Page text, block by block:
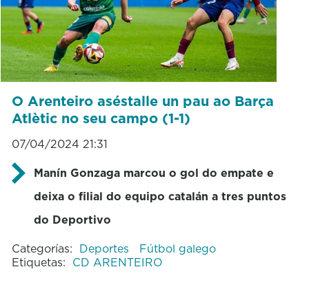
O Arenteiro aséstalle un pau ao Barça
Atlètic no seu campo (1-1)
07/04/2024 21:31
Manín Gonzaga marcou o gol do empate e
deixa o filial do equipo catalán a tres puntos
do Deportivo
Categorías: Deportes
Fútbol galego
Etiquetas: CD ARENTEIRO